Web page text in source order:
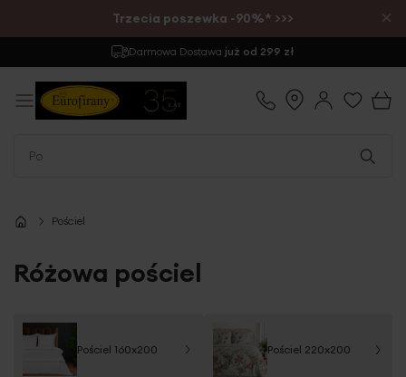
Trzecia poszewka -90%* >>> ×
Zwrotdo 30 dni
Pościel
Różowa pościel
Pościel 160x200 Pościel 220x200